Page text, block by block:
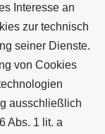
Interesse an
zur technisch
seiner Dienste.
von Cookies
ausschließlich
Abs. 1 lit. a